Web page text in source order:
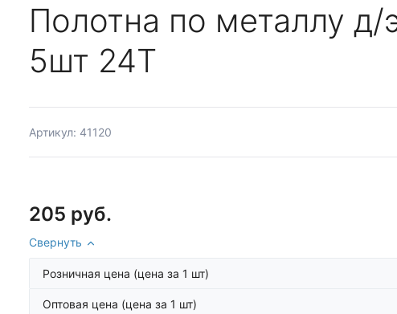
Полотна по металлу д/
5шт 24Т
Артикул: 41120
205 руб.
Свернуть
Розничная цена (цена за 1 шт)
Оптовая цена (цена за 1 шт)